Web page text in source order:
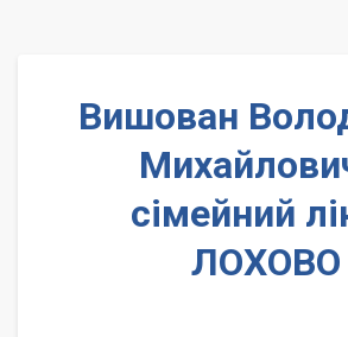
Вишован
сімейний
ЛОХОВО